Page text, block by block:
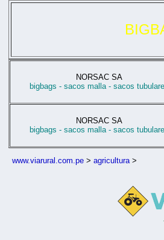
NORSAC SA
bigbags - sacos malla - sacos
NORSAC SA
bigbags - sacos malla - sacos
www.viarural.com.pe > agricultura>